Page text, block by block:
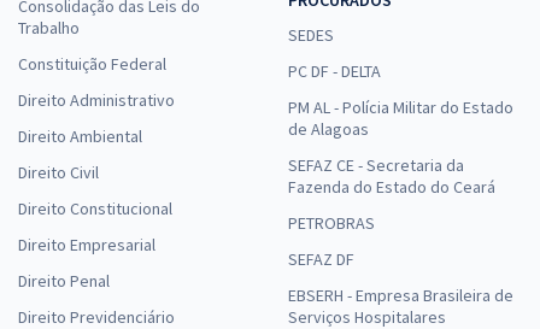
Consolidação das Leis do
Trabalho
Constituição Federal
Direito Administrativo
Direito Ambiental
Direito Civil
Direito Constitucional
Direito Empresarial
Direito Penal
Direito Previdenciário
SEDES
PC DF - DELTA
PM AL - Polícia Militar do Estado
de Alagoas
SEFAZ CE - Secretaria da
Fazenda do Estado do Ceará
PETROBRAS
SEFAZ DF
EBSERH - Empresa Brasileira de
Serviços Hospitalares